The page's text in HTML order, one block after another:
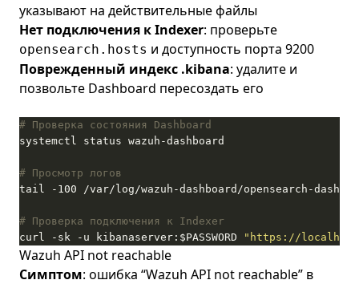
указывают на действительные файлы
Нет подключения к Indexer: проверьте
opensearch.hosts и доступность порта 9200
Поврежденный индекс .kibana: удалите и
позвольте Dashboard пересоздать его
# Проверка состояния Dashboard
# Просмотр логов
# Проверка подключения к Indexer
curl -sk -u kibanaserver:$PASSWORD
"https://
Wazuh API not reachable
Симптом: ошибка “Wazuh API not reachable” в